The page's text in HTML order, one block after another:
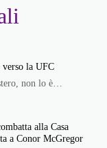
la UFC
non lo è…
alla Casa
a Conor McGregor